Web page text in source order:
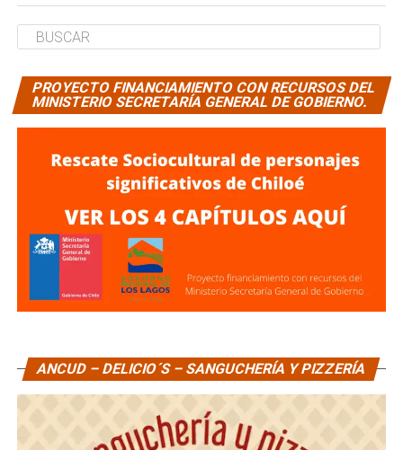
PROYECTO FINANCIAMIENTO CON RECURSOS DEL
MINISTERIO SECRETARÍA GENERAL DE GOBIERNO.
ANCUD – DELICIO´S – SANGUCHERÍA Y PIZZERÍA